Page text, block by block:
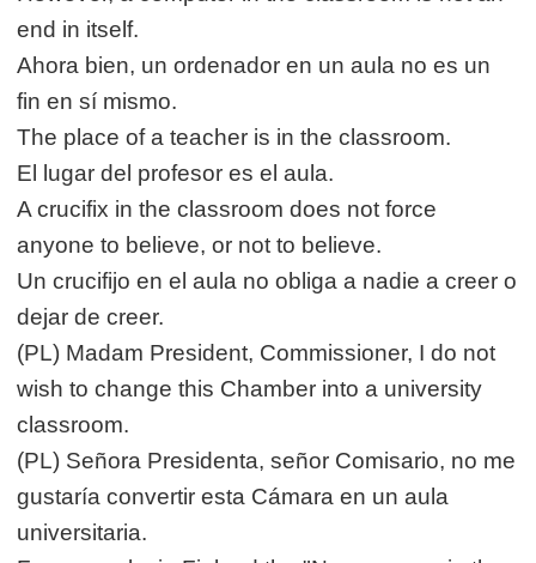
end in itself.
Ahora bien, un ordenador en un aula no es un
fin en sí mismo.
The place of a teacher is in the classroom.
El lugar del profesor es el aula.
A crucifix in the classroom does not force
anyone to believe, or not to believe.
Un crucifijo en el aula no obliga a nadie a creer o
dejar de creer.
(PL) Madam President, Commissioner, I do not
wish to change this Chamber into a university
classroom.
(PL) Señora Presidenta, señor Comisario, no me
gustaría convertir esta Cámara en un aula
universitaria.